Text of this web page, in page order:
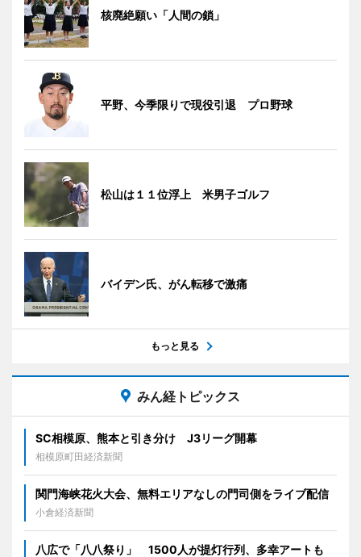
核廃絶願い「人間の鎖」
平野、今季限りで現役引退 プロ野球
松山は１１位浮上 米男子ゴルフ
バイデン氏、がん転移で激痛
もっと見る
みん経トピックス
SC相模原、熊本と引き分け J3リーグ開幕
相模原町田経済新聞
関門海峡花火大会、無料エリアなしの門司側をライブ配信
小倉経済新聞
八広で「八八祭り」 1500人が提灯行列、多幸アートも